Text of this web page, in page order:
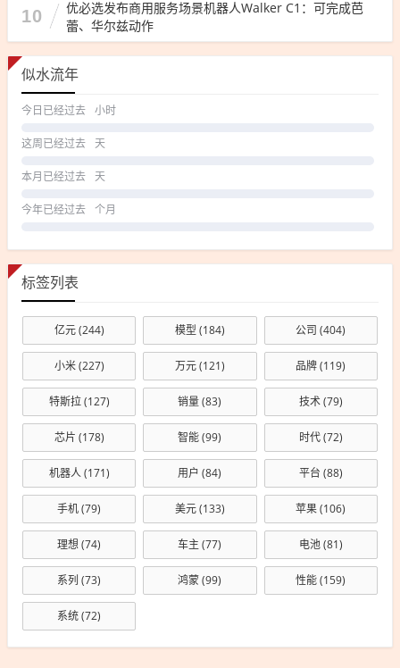
10
优必选发布商用服务场景机器人Walker C1：可完成芭
蕾、华尔兹动作
似水流年
今日已经过去 小时
这周已经过去 天
本月已经过去 天
今年已经过去 个月
标签列表
亿元(244) 模型 (184) 公司 (404)
小米(227) 万元(121) 品牌(119)
特斯拉(127) 销量(83) 技术(79)
芯片 (178) 智能(99) 时代(72)
机器人(171) 用户 (84) 平台 (88)
手机(79) 美元(133) 苹果(106)
理想(74) 车主 (77) 电池(81)
系列 (73) 鸿蒙(99) 性能(159)
系统(72)